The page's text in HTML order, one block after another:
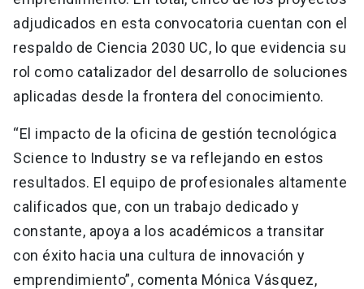
adjudicados en esta convocatoria cuentan con el
respaldo de Ciencia 2030 UC, lo que evidencia su
rol como catalizador del desarrollo de soluciones
aplicadas desde la frontera del conocimiento.
“El impacto de la oficina de gestión tecnológica
Science to Industry se va reflejando en estos
resultados. El equipo de profesionales altamente
calificados que, con un trabajo dedicado y
constante, apoya a los académicos a transitar
con éxito hacia una cultura de innovación y
emprendimiento”, comenta Mónica Vásquez,